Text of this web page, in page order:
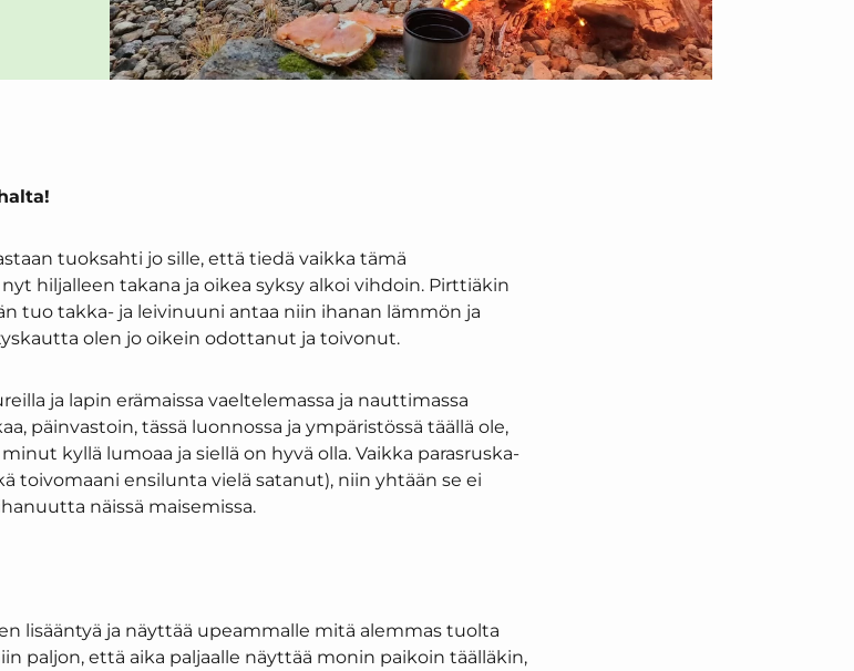
tuoksahti jo sille, että tiedä vaikka tämä
hiljalleen takana ja oikea syksy alkoi vihdoin. Pirttiäkin
tuo takka- ja leivinuuni antaa niin ihanan lämmön ja
olen jo oikein odottanut ja toivonut.
ja lapin erämaissa vaeltelemassa ja nauttimassa
päinvastoin, tässä luonnossa ja ympäristössä täällä ole,
kyllä lumoaa ja siellä on hyvä olla. Vaikka parasruska-
toivomaani ensilunta vielä satanut), niin yhtään se ei
näissä maisemissa.
lisääntyä ja näyttää upeammalle mitä alemmas tuolta
paljon, että aika paljaalle näyttää monin paikoin täälläkin,